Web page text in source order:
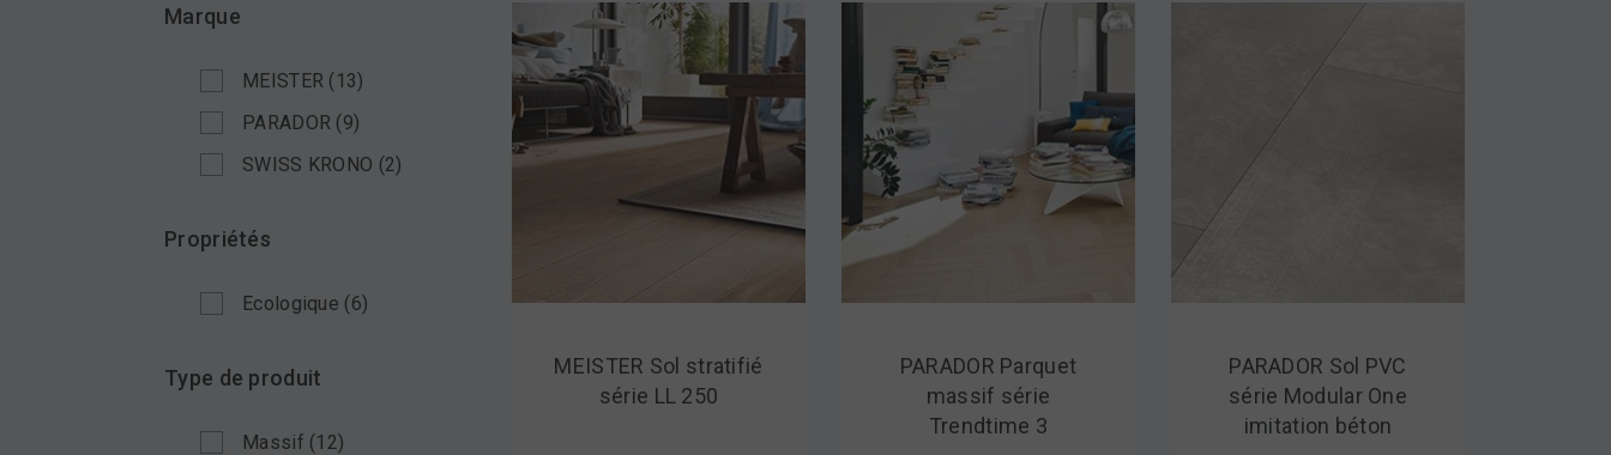
Marque
MEISTER (13)
PARADOR (9)
SWISS KRONO (2)
Propriétés
Ecologique (6)
Type de produit
Massif (12)
MEISTER Sol stratifié
série LL 250
PARADOR Parquet
massif série
Trendtime 3
PARADOR Sol PVC
série Modular One
imitation béton